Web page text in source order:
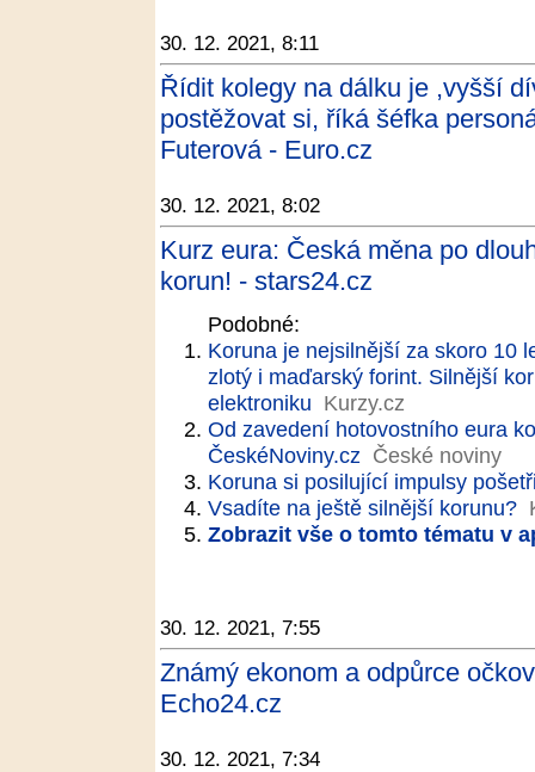
30. 12. 2021, 8:11
Řídit kolegy na dálku je ,vyšší
postěžovat si, říká šéfka
Futerová - Euro.cz
30. 12. 2021, 8:02
Kurz eura: Česká měna po
korun! - stars24.cz
Podobné:
Koruna je nejsilnější za skoro 10
zlotý i maďarský forint. Silnější
elektroniku Kurzy.cz
Od zavedení hotovostního eura
ČeskéNoviny.cz České noviny
Koruna si posilující impulsy
Vsadíte na ještě silnější korunu?
Zobrazit vše o tomto tématu v
30. 12. 2021, 7:55
Známý ekonom a odpůrce
Echo24.cz
30. 12. 2021, 7:34